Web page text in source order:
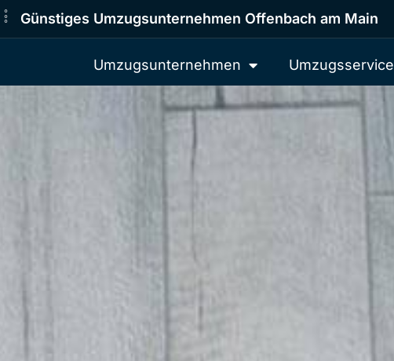
Günstiges Umzugsunternehmen Offenbach am Main
Umzugsunternehmen Umzugsservice